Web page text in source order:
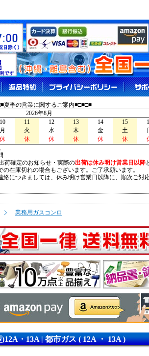
夏季の営業に関するご案内■□■□■
2026年8月
10 11 12 13 14 15
月 火 水 木 金 土
休 休 休 休 休 休
荷確定のお知らせ・実際の出荷は休み明け営業日以降
在庫切れの場合もございます。ご了承願います。
につきましては、休み明け営業日以降に、順次ご対
業務用ガスコンロ
・13A | 都市ガス ( 12A ・ 13A )